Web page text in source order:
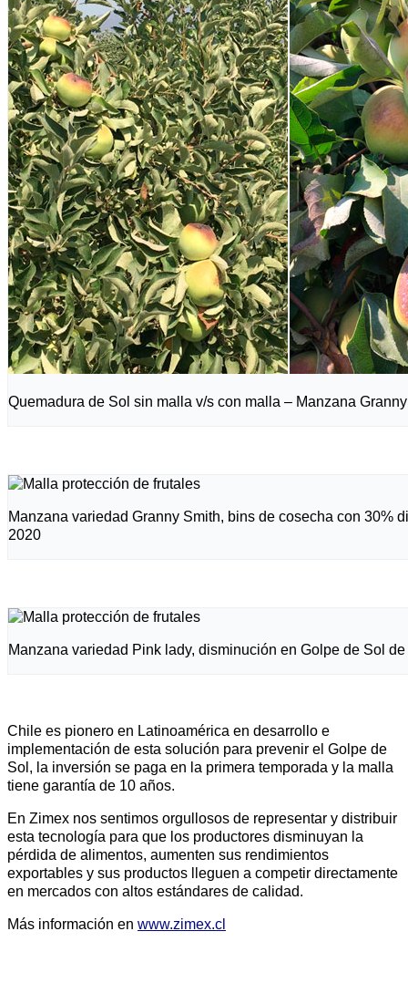
Quemadura de Sol sin malla v/s con malla – Manzana
Manzana variedad Granny Smith, bins de cosecha con 30%
2020
Manzana variedad Pink lady, disminución en Golpe de Sol
Chile es pionero en Latinoamérica en desarrollo e
implementación de esta solución para prevenir el Golpe de
Sol, la inversión se paga en la primera temporada y la malla
tiene garantía de 10 años.
En Zimex nos sentimos orgullosos de representar y distribuir
esta tecnología para que los productores disminuyan la
pérdida de alimentos, aumenten sus rendimientos
exportables y sus productos lleguen a competir directamente
en mercados con altos estándares de calidad.
Más información en www.zimex.cl